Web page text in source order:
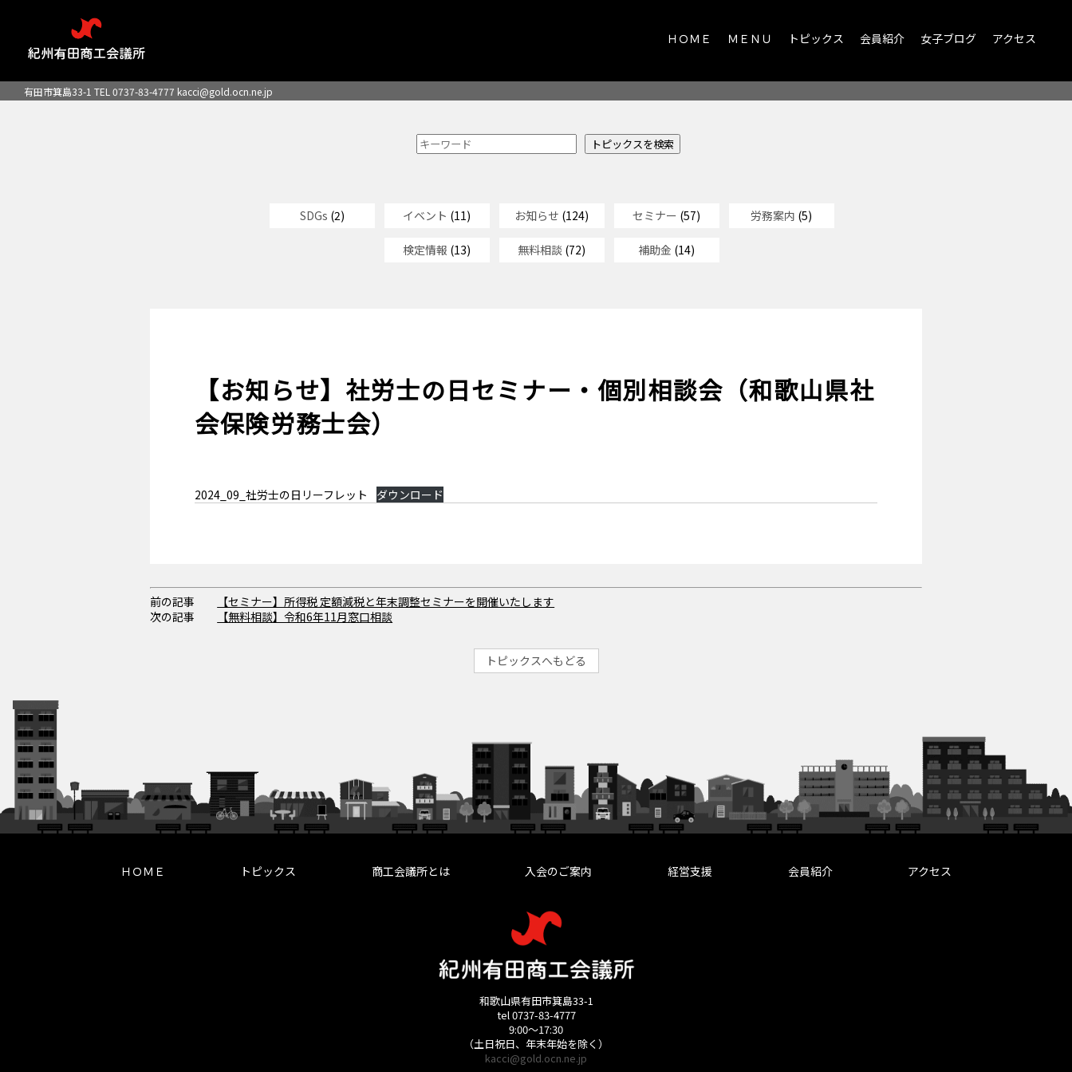
ＨＯＭＥ ＭＥＮＵ トピックス 会員紹介 女子ブログ アクセス
有田市箕島33-1 TEL 0737-83-4777 kacci@gold.ocn.ne.jp
SDGs (2) イベント (11) お知らせ (124) セミナー (57) 労務案内 (5)
検定情報 (13) 無料相談 (72) 補助金 (14)
【お知らせ】社労士の日セミナー・個別相談会（和歌山県社
会保険労務士会）
2024_09_社労士の日リーフレット ダウンロード
前の記事
【セミナー】所得税 定額減税と年末調整セミナーを開催いたします
次の記事
【無料相談】令和6年11月窓口相談
トピックスへもどる
ＨＯＭＥ トピックス 商工会議所とは 入会のご案内 経営支援 会員紹介 アクセス
和歌山県有田市箕島33-1
tel 0737-83-4777
9:00～17:30
（土日祝日、年末年始を除く）
kacci@gold.ocn.ne.jp